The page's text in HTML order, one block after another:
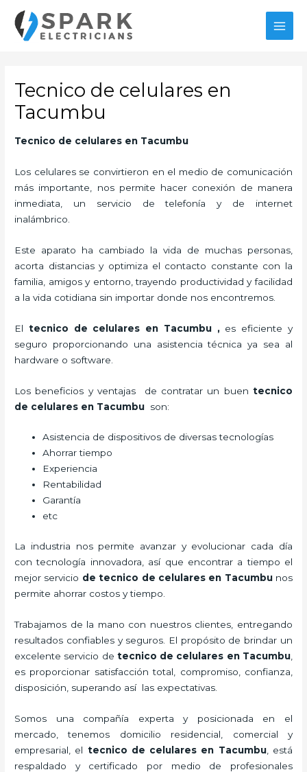
contenido
Tecnico de celulares en
Tacumbu
Tecnico de celulares en Tacumbu
Los celulares se convirtieron en el medio de comunicación
más importante, nos permite hacer conexión de manera
inmediata, un servicio de telefonía y de internet
inalámbrico.
Este aparato ha cambiado la vida de muchas personas,
acorta distancias y optimiza el contacto constante con la
familia, amigos y entorno, trayendo productividad y facilidad
a la vida cotidiana sin importar donde nos encontremos.
El tecnico de celulares en Tacumbu ,es eficiente y
seguro proporcionando una asistencia técnica ya sea al
hardware o software.
Los beneficios y ventajas de contratar un buen tecnico
de celulares en Tacumbu son:
Asistencia de dispositivos de diversas tecnologías
Ahorrar tiempo
Experiencia
Rentabilidad
Garantía
etc
La industria nos permite avanzar y evolucionar cada día
con tecnología innovadora, así que encontrar a tiempo el
mejor servicio detecnico de celulares en Tacumbunos
permite ahorrar costos y tiempo.
Trabajamos de la mano con nuestros clientes, entregando
resultados confiables y seguros. El propósito de brindar un
excelente servicio de tecnico de celulares en Tacumbu,
es proporcionar satisfacción total, compromiso, confianza,
disposición, superando así las expectativas.
Somos una compañía experta y posicionada en el
mercado, tenemos domicilio residencial, comercial y
empresarial, el tecnico de celulares en Tacumbu, está
respaldado y certificado por medio de profesionales